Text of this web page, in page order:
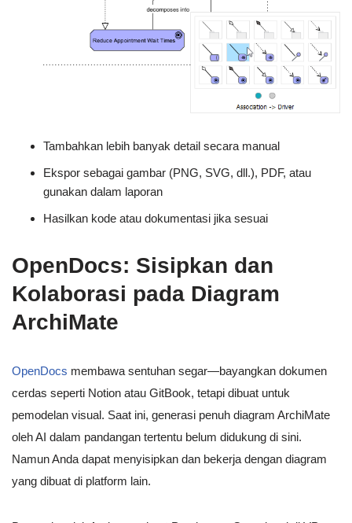
Tambahkan lebih banyak detail secara manual
Ekspor sebagai gambar (PNG, SVG, dll.), PDF, atau
gunakan dalam laporan
Hasilkan kode atau dokumentasi jika sesuai
OpenDocs: Sisipkan dan
Kolaborasi pada Diagram
ArchiMate
OpenDocs membawa sentuhan segar—bayangkan dokumen
cerdas seperti Notion atau GitBook, tetapi dibuat untuk
pemodelan visual. Saat ini, generasi penuh diagram ArchiMate
oleh AI dalam pandangan tertentu belum didukung di sini.
Namun Anda dapat menyisipkan dan bekerja dengan diagram
yang dibuat di platform lain.